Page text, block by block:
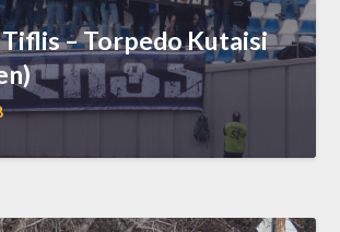
– Torpedo Kutaisi